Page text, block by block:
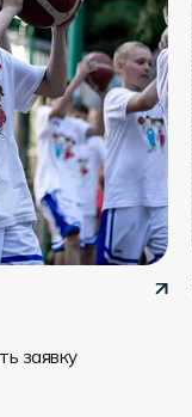
заявку